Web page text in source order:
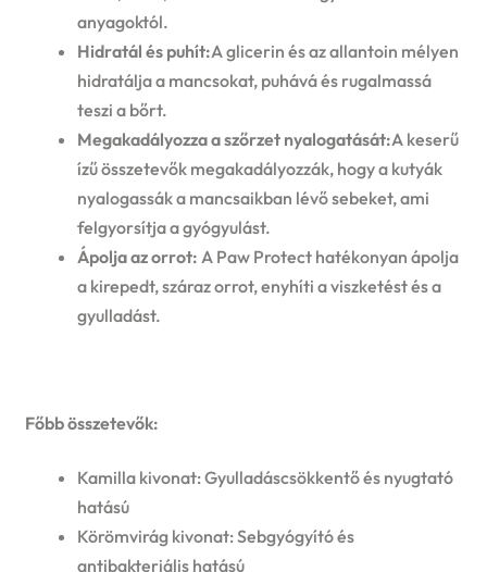
anyagoktól.
Hidratál és puhít:A glicerin és az allantoin mélyen
hidratálja a mancsokat, puhává és rugalmassá
teszi a bőrt.
Megakadályozza a szőrzet nyalogatását:A keserű
ízű összetevők megakadályozzák, hogy a kutyák
nyalogassák a mancsaikban lévő sebeket, ami
felgyorsítja a gyógyulást.
Ápolja az orrot: A Paw Protect hatékonyan ápolja
a kirepedt, száraz orrot, enyhíti a viszketést és a
gyulladást.
Főbb összetevők:
Kamilla kivonat: Gyulladáscsökkentő és nyugtató
hatású
Körömvirág kivonat: Sebgyógyító és
antibakteriális hatású